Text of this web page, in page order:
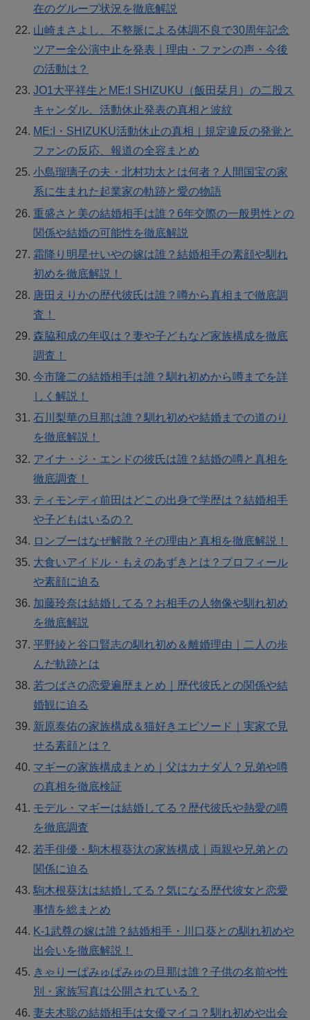
在のグループ状況を徹底解説
山崎まさよし、不整脈による体調不良で30周年記念
ツアー全公演中止を発表｜理由・ファンの声・今後
の活動は？
JO1大平祥生とME:I SHIZUKU（飯田栞月）の二股ス
キャンダル、活動休止発表の真相と波紋
ME:I・SHIZUKU活動休止の真相｜規定違反の発覚と
ファンの反応、報道の全容まとめ
小島瑠璃子の夫・北村功太とは何者？人間国宝の家
系に生まれた起業家の軌跡と愛の物語
重盛さと美の結婚相手は誰？6年交際の一般男性との
関係や結婚の可能性を徹底解説
霜降り明星せいやの嫁は誰？結婚相手の素顔や馴れ
初めを徹底解説！
唐田えりかの歴代彼氏は誰？噂から真相まで徹底調
査！
森脇和成の年収は？妻や子どもなど家族構成を徹底
調査！
今市隆二の結婚相手は誰？馴れ初めから噂までを詳
しく解説！
石川梨華の旦那は誰？馴れ初めや結婚までの道のり
を徹底解説！
アイナ・ジ・エンドの彼氏は誰？結婚の噂と真相を
徹底調査！
ティモンディ前田はどこの出身で学歴は？結婚相手
や子どもはいるの？
ロンブーはなぜ解散？その理由と真相を徹底解説！
大食いアイドル・もえのあずきとは？プロフィール
や素顔に迫る
加藤玲奈は結婚してる？お相手の人物像や馴れ初め
を徹底解説
平野綾と谷口賢志の馴れ初め＆離婚理由｜二人の歩
んだ軌跡とは
若つばさの恋愛遍歴まとめ｜歴代彼氏との関係や結
婚観に迫る
新原泰佑の家族構成＆猫好きエピソード｜実家で見
せる素顔とは？
マギーの家族構成まとめ｜父はカナダ人？兄弟や噂
の真相を徹底検証
モデル・マギーは結婚してる？歴代彼氏や熱愛の噂
を徹底調査
若手俳優・駒木根葵汰の家族構成｜両親や兄弟との
関係に迫る
駒木根葵汰は結婚してる？気になる歴代彼女と恋愛
事情を総まとめ
K-1武尊の嫁は誰？結婚相手・川口葵との馴れ初めや
出会いを徹底解説！
きゃりーぱみゅぱみゅの旦那は誰？子供の名前や性
別・家族写真は公開されている？
妻夫木聡の結婚相手は女優マイコ？馴れ初めや出会